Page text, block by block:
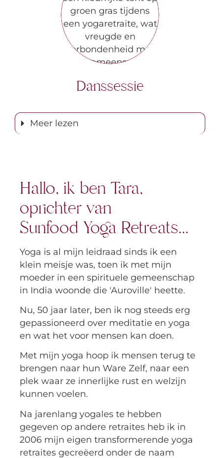
Danssessie
Meer lezen
Hallo, ik ben Tara,
oprichter van
Sunfood Yoga Retreats...
Yoga is al mijn leidraad sinds ik een
klein meisje was, toen ik met mijn
moeder in een spirituele gemeenschap
in India woonde die 'Auroville' heette.
Nu, 50 jaar later, ben ik nog steeds erg
gepassioneerd over meditatie en yoga
en wat het voor mensen kan doen.
Met mijn yoga hoop ik mensen terug te
brengen naar hun Ware Zelf, naar een
plek waar ze innerlijke rust en welzijn
kunnen voelen.
Na jarenlang yogales te hebben
gegeven op andere retraites heb ik in
2006 mijn eigen transformerende yoga
retraites gecreëerd onder de naam